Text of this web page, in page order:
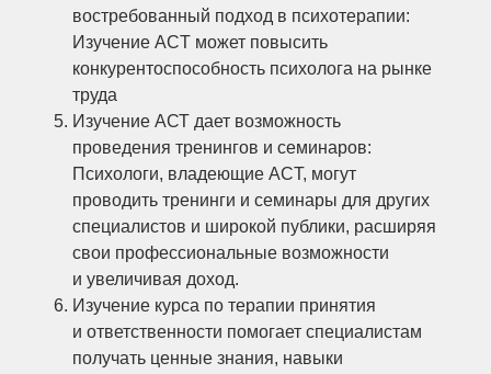
востребованный подход в психотерапии:
Изучение ACT может повысить
конкурентоспособность психолога на рынке
труда
Изучение АСТ дает возможность
проведения тренингов и семинаров:
Психологи, владеющие ACT, могут
проводить тренинги и семинары для других
специалистов и широкой публики, расширяя
свои профессиональные возможности
и увеличивая доход.
Изучение курса по терапии принятия
и ответственности помогает специалистам
получать ценные знания, навыки